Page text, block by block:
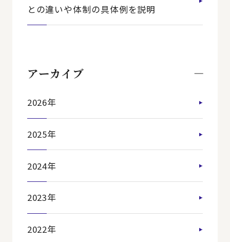
との違いや体制の具体例を説明
アーカイブ
2026年
2025年
2024年
2023年
2022年